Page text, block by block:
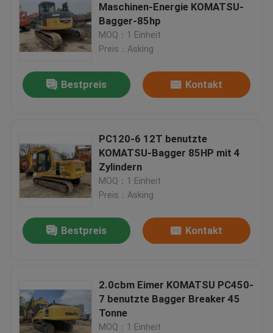
Produkte
Maschinen-Energie KOMATSU-
Bagger-85hp
MOQ：1 Einheit
Preis：Asking
Bestpreis Kontakt
PC120-6 12T benutzte
KOMATSU-Bagger 85HP mit 4
Zylindern
MOQ：1 Einheit
Preis：Asking
Bestpreis Kontakt
2.0cbm Eimer KOMATSU PC450-
7 benutzte Bagger Breaker 45
Tonne
MOQ：1 Einheit